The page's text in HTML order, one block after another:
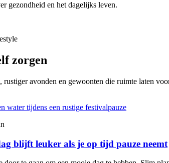
gezondheid en het dagelijks leven.
zorgen
rustiger avonden en gewoonten die ruimte laten
blijft leuker als je op tijd pauze neemt